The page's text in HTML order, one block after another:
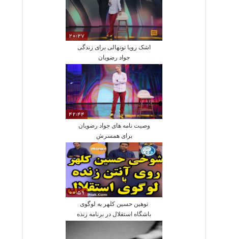
20:27
اشک رویا نونهالی برای زندگی
جواد رضویان
42:44
وصیت نامه های جواد رضویان
برای همسرش
00:59
توهین حسین کلهر به لوگوی
باشگاه استقلال در برنامه زنده